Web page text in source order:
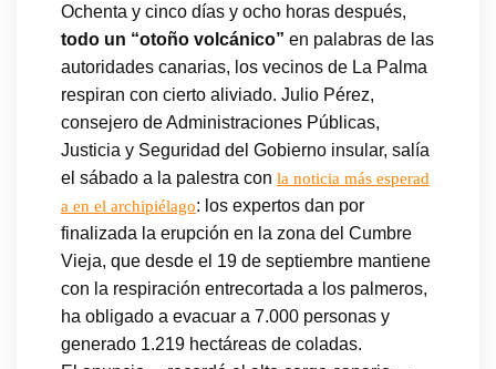
Ochenta y cinco días y ocho horas después,
todo un “otoño volcánico” en palabras de las
autoridades canarias, los vecinos de La Palma
respiran con cierto aliviado. Julio Pérez,
consejero de Administraciones Públicas,
Justicia y Seguridad del Gobierno insular, salía
el sábado a la palestra con la noticia más esperad
a en el archipiélago: los expertos dan por
finalizada la erupción en la zona del Cumbre
Vieja, que desde el 19 de septiembre mantiene
con la respiración entrecortada a los palmeros,
ha obligado a evacuar a 7.000 personas y
generado 1.219 hectáreas de coladas.